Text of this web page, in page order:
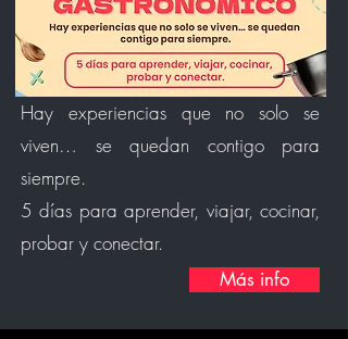
Hay experiencias que no solo se
viven… se quedan contigo para
siempre.
5 días para aprender, viajar, cocinar,
probar y conectar.
Más info